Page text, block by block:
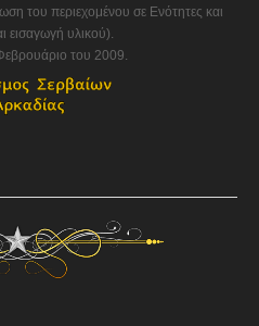
του περιεχομένου σε Ενότητες και
εισαγωγή υλικού).
του 2009.